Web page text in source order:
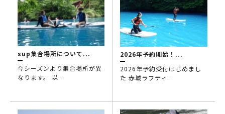
sup集合場所について...
今シーズンより集合場所が異
なります。 以…
2026年予約開始！...
2026年予約受付はじめまし
た 赤城ラフティ…